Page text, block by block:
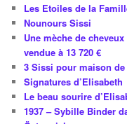
Les Etoiles de la
Nounours Sissi
Une mèche de
vendue à 13 720 €
3 Sissi pour maison
Signatures d’Elisabeth
Le beau sourire
1937 – Sybille Binder